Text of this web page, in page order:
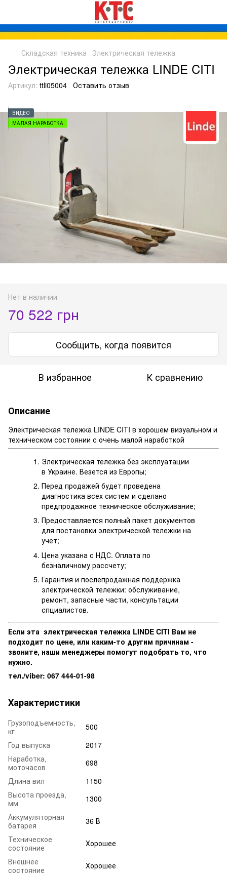
Складская техника Электрическая тележка
Электрическая тележка LINDE CITI
Артикул: ttli05004 Оставить отзыв
ВИДЕО
МАЛАЯ НАРАБОТКА
Нет в наличии
70 522 грн
Сообщить, когда появится
В избранное К сравнению
Описание
Электрическая тележка LINDE CITI в хорошем визуальном и
техническом состоянии с очень малой наработкой
Электрическая тележка без эксплуатации
в Украине. Везется из Европы;
Перед продажей будет проведена
диагностика всех систем и сделано
предпродажное техническое обслуживание;
Предоставляется полный пакет документов
для постановки электрической тележки на
учёт;
Цена указана с НДС. Оплата по
безналичному рассчету;
Гарантия и послепродажная поддержка
электрической тележки: обслуживание,
ремонт, запасные части, консультации
спциалистов.
Если эта электрическая тележка LINDE CITI Вам не
подходит по цене, или каким-то другим причинам -
звоните, наши менеджеры помогут подобрать то, что
нужно.
тел./viber: 067 444-01-98
Характеристики
Грузоподъемность,
кг
500
Год выпуска
2017
Наработка,
моточасов
698
Длина вил
1150
Высота проезда,
мм
1300
Аккумуляторная
батарея
36 В
Техническое
состояние
Хорошее
Внешнее
состояние
Хорошее